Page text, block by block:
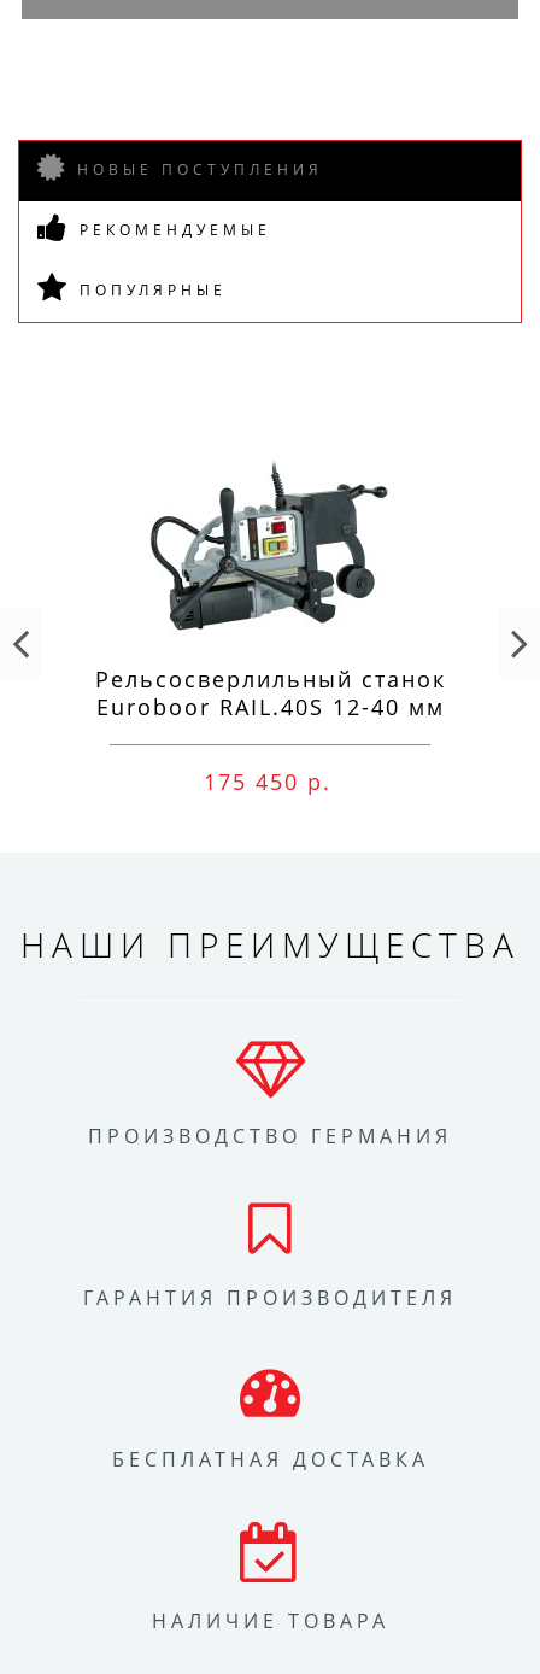
НОВЫЕ ПОСТУПЛЕНИЯ
РЕКОМЕНДУЕМЫЕ
ПОПУЛЯРНЫЕ
Рельсосверлильный станок
Euroboor RAIL.40S 12-40 мм
175 450 р.
НАШИ ПРЕИМУЩЕСТВА
ПРОИЗВОДСТВО ГЕРМАНИЯ
ГАРАНТИЯ ПРОИЗВОДИТЕЛЯ
БЕСПЛАТНАЯ ДОСТАВКА
НАЛИЧИЕ ТОВАРА